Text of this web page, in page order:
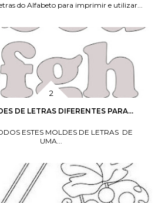
do Alfabeto para imprimir e utilizar...
DE LETRAS DIFERENTES PARA...
ESTES MOLDES DE LETRAS DE
UMA...